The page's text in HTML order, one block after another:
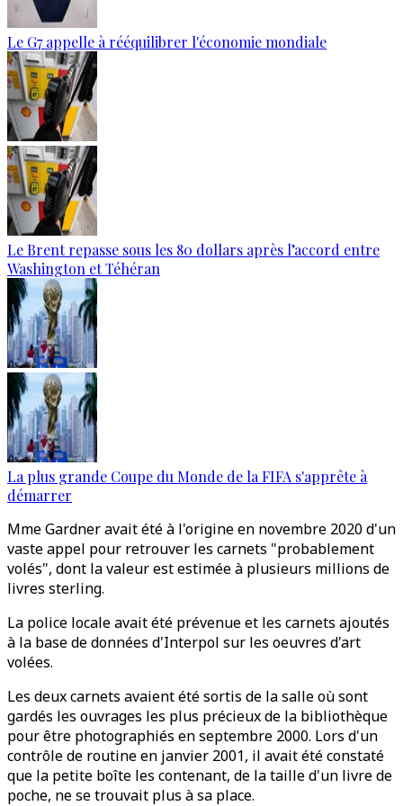
Le G7 appelle à rééquilibrer l'économie mondiale
Le Brent repasse sous les 80 dollars après l’accord entre
Washington et Téhéran
La plus grande Coupe du Monde de la FIFA s'apprête à
démarrer
Mme Gardner avait été à l'origine en novembre 2020 d'un
vaste appel pour retrouver les carnets "probablement
volés", dont la valeur est estimée à plusieurs millions de
livres sterling.
La police locale avait été prévenue et les carnets ajoutés
à la base de données d'Interpol sur les oeuvres d'art
volées.
Les deux carnets avaient été sortis de la salle où sont
gardés les ouvrages les plus précieux de la bibliothèque
pour être photographiés en septembre 2000. Lors d'un
contrôle de routine en janvier 2001, il avait été constaté
que la petite boîte les contenant, de la taille d'un livre de
poche, ne se trouvait plus à sa place.